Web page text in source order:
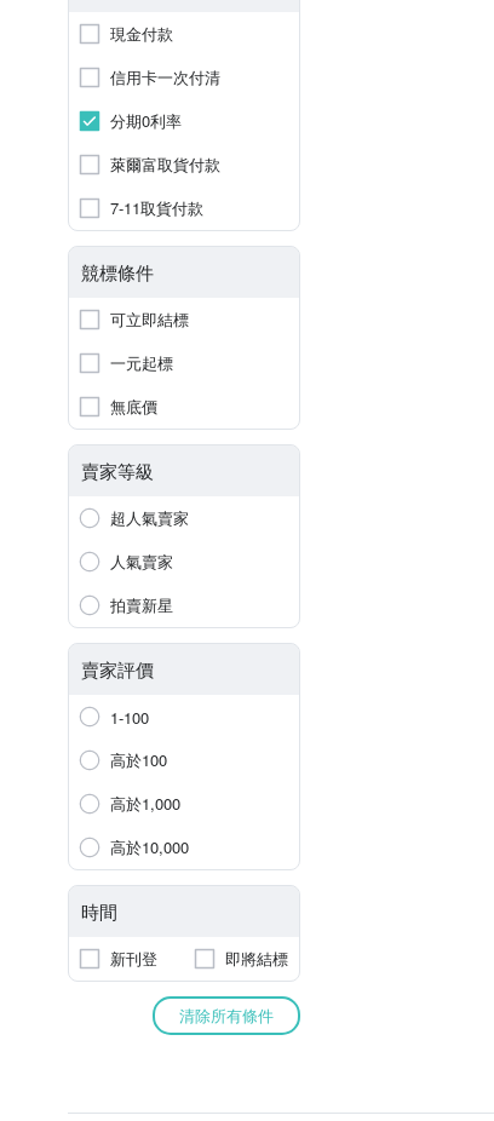
現金付款
信用卡一次付清
分期0利率
萊爾富取貨付款
7-11取貨付款
競標條件
可立即結標
一元起標
無底價
賣家等級
超人氣賣家
人氣賣家
拍賣新星
賣家評價
1-100
高於100
高於1,000
高於10,000
時間
新刊登 即將結標
清除所有條件